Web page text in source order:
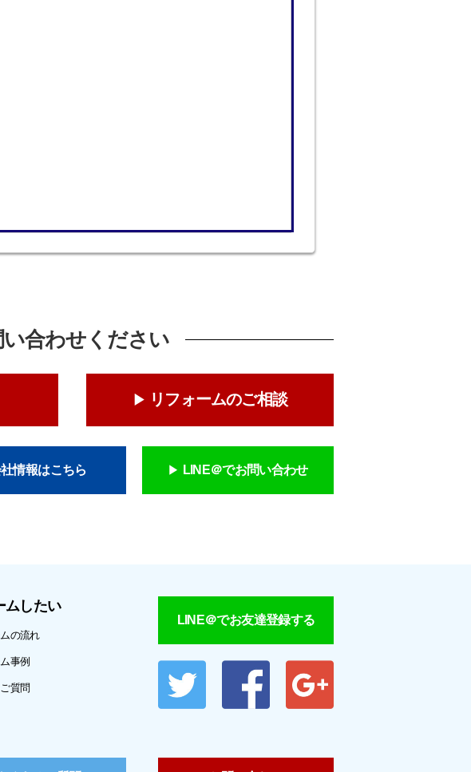
合わせください
リフォームのご相談
情報はこちら LINE＠でお問い合わせ
ムしたい
の流れ
事例
質問
LINE＠でお友達登録する